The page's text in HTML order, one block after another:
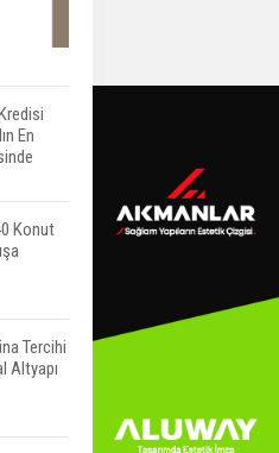
En
Konut
Tercihi
Altyapı